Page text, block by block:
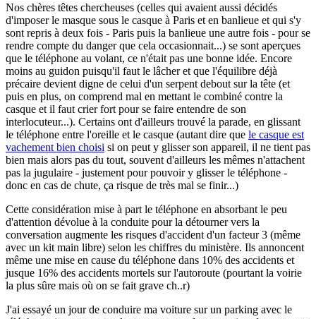
Nos chères têtes chercheuses (celles qui avaient aussi décidés
d'imposer le masque sous le casque à Paris et en banlieue et qui s'y
sont repris à deux fois - Paris puis la banlieue une autre fois - pour se
rendre compte du danger que cela occasionnait...) se sont aperçues
que le téléphone au volant, ce n'était pas une bonne idée. Encore
moins au guidon puisqu'il faut le lâcher et que l'équilibre déjà
précaire devient digne de celui d'un serpent debout sur la tête (et
puis en plus, on comprend mal en mettant le combiné contre la
casque et il faut crier fort pour se faire entendre de son
interlocuteur...). Certains ont d'ailleurs trouvé la parade, en glissant
le téléphone entre l'oreille et le casque (autant dire que le casque est
vachement bien choisi si on peut y glisser son appareil, il ne tient pas
bien mais alors pas du tout, souvent d'ailleurs les mêmes n'attachent
pas la jugulaire - justement pour pouvoir y glisser le téléphone -
donc en cas de chute, ça risque de très mal se finir...)
Cette considération mise à part le téléphone en absorbant le peu
d'attention dévolue à la conduite pour la détourner vers la
conversation augmente les risques d'accident d'un facteur 3 (même
avec un kit main libre) selon les chiffres du ministère. Ils annoncent
même une mise en cause du téléphone dans 10% des accidents et
jusque 16% des accidents mortels sur l'autoroute (pourtant la voirie
la plus sûre mais où on se fait grave ch..r)
J'ai essayé un jour de conduire ma voiture sur un parking avec le